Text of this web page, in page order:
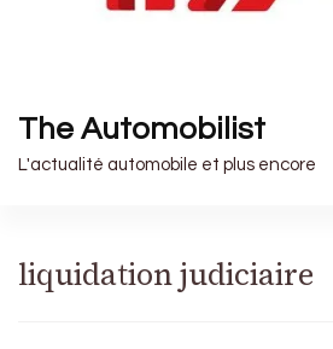
The Automobilist
L'actualité automobile et plus encore
liquidation judiciaire